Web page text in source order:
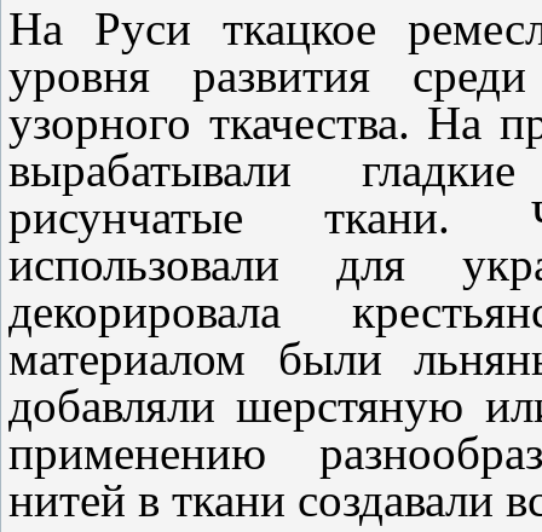
На Руси ткацкое
уровня развития
узорного ткачества. На
вырабатывали
рисунчатые ткани.
использовали для
декорировала
материалом были
добавляли шерстяную
применению
нитей в ткани создавали